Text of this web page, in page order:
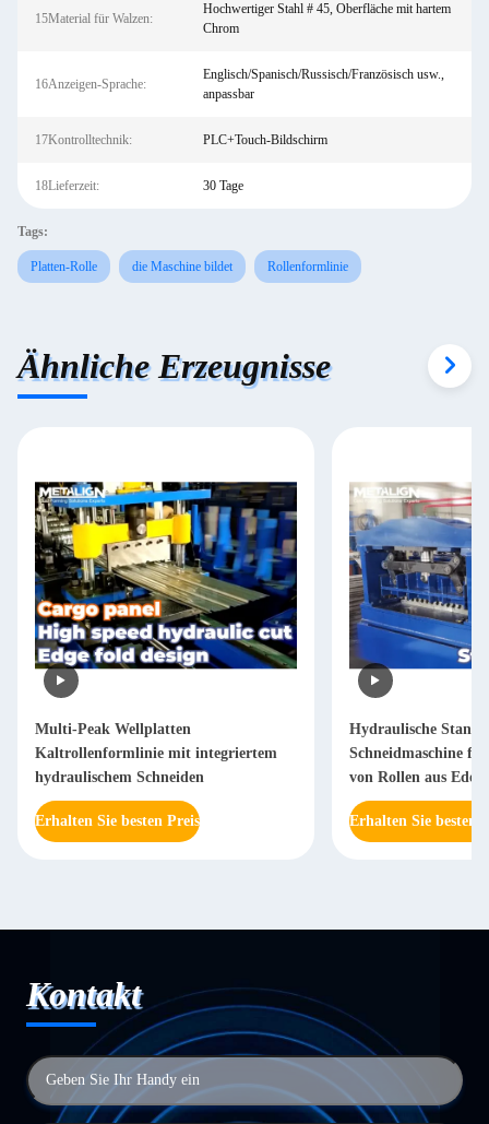
15Material für Walzen:
Hochwertiger Stahl # 45, Oberfläche mit hartem
Chrom
16Anzeigen-Sprache:
Englisch/Spanisch/Russisch/Französisch usw.,
anpassbar
17Kontrolltechnik: PLC+Touch-Bildschirm
18Lieferzeit: 30 Tage
Tags:
Platten-Rolle die Maschine bildet Rollenformlinie
Ähnliche Erzeugnisse
Multi-Peak Wellplatten
Kaltrollenformlinie mit integriertem
hydraulischem Schneiden
Erhalten Sie besten Preis
Hydraulische Stanz-
Schneidmaschine
von Rollen aus
Erhalten Sie besten
Kontakt